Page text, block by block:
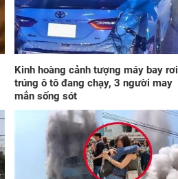
Kinh hoàng cảnh tượng máy bay rơi
trúng ô tô đang chạy, 3 người may
mắn sống sót